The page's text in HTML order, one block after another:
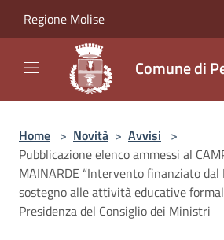
Regione Molise
Comune di
Home > Novità > Avvisi >
Pubblicazione elenco ammessi al
MAINARDE “Intervento finanziato dal
sostegno alle attività educative
Presidenza del Consiglio dei Ministri